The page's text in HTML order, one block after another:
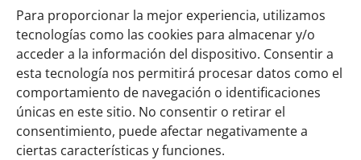
Para proporcionar la mejor experiencia, utilizamos
tecnologías como las cookies para almacenar y/o
acceder a la información del dispositivo. Consentir a
esta tecnología nos permitirá procesar datos como el
comportamiento de navegación o identificaciones
únicas en este sitio. No consentir o retirar el
consentimiento, puede afectar negativamente a
ciertas características y funciones.
Descargar (pdf, 7,47 MB)
Links
importantes
Sobre nosotros
Nuestra red
Misión y Visión